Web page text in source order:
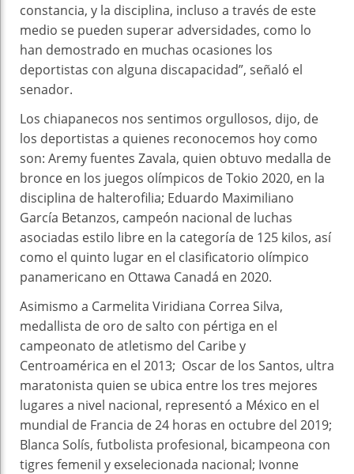
constancia, y la disciplina, incluso a través de este
medio se pueden superar adversidades, como lo
han demostrado en muchas ocasiones los
deportistas con alguna discapacidad”, señaló el
senador.
Los chiapanecos nos sentimos orgullosos, dijo, de
los deportistas a quienes reconocemos hoy como
son: Aremy fuentes Zavala, quien obtuvo medalla de
bronce en los juegos olímpicos de Tokio 2020, en la
disciplina de halterofilia; Eduardo Maximiliano
García Betanzos, campeón nacional de luchas
asociadas estilo libre en la categoría de 125 kilos, así
como el quinto lugar en el clasificatorio olímpico
panamericano en Ottawa Canadá en 2020.
Asimismo a Carmelita Viridiana Correa Silva,
medallista de oro de salto con pértiga en el
campeonato de atletismo del Caribe y
Centroamérica en el 2013; Oscar de los Santos, ultra
maratonista quien se ubica entre los tres mejores
lugares a nivel nacional, representó a México en el
mundial de Francia de 24 horas en octubre del 2019;
Blanca Solís, futbolista profesional, bicampeona con
tigres femenil y exselecionada nacional; Ivonne